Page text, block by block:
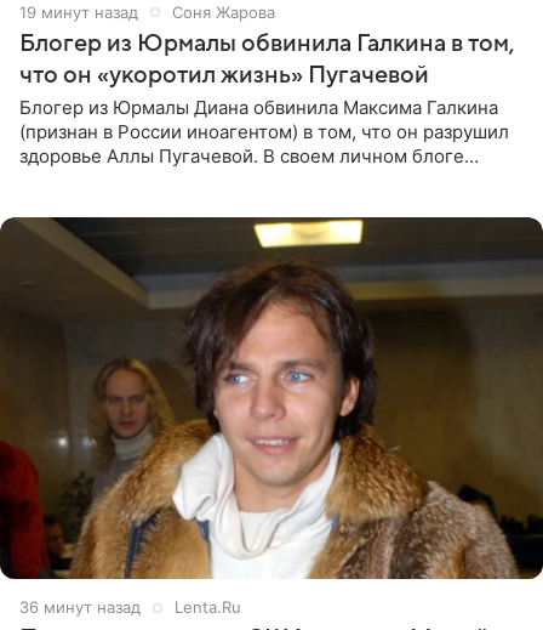
19 минут назад Соня Жарова
Блогер из Юрмалы обвинила Галкина в том,
что он «укоротил жизнь» Пугачевой
Блогер из Юрмалы Диана обвинила Максима Галкина
(признан в России иноагентом) в том, что он разрушил
здоровье Аллы Пугачевой. В своем личном блоге
36 минут назад Lenta.Ru